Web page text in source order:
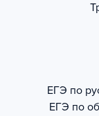
ЕГЭ по
ЕГЭ по